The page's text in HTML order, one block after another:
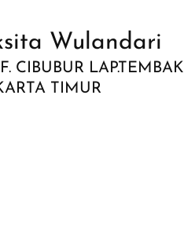
Wulandari
CIBUBUR LAP.TEMBAK
TIMUR